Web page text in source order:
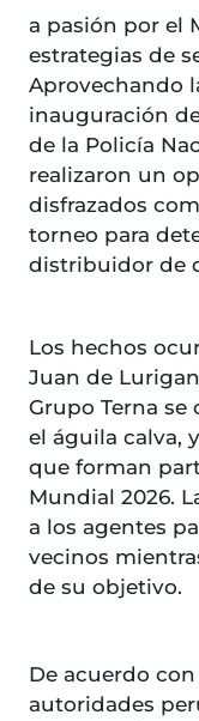
a pasión por el
estrategias de
Aprovechando
inauguración
de la Policía
realizaron un
disfrazados
torneo para
distribuidor de
Los hechos
Juan de
Grupo Terna se
el águila calva,
que forman
Mundial 2026.
a los agentes
vecinos
de su objetivo.
De acuerdo
autoridades